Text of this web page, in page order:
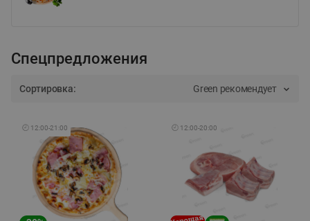
Спецпредложения
Сортировка: Green рекомендует
🕘 12:00-21:00 🕘 12:00-20:00